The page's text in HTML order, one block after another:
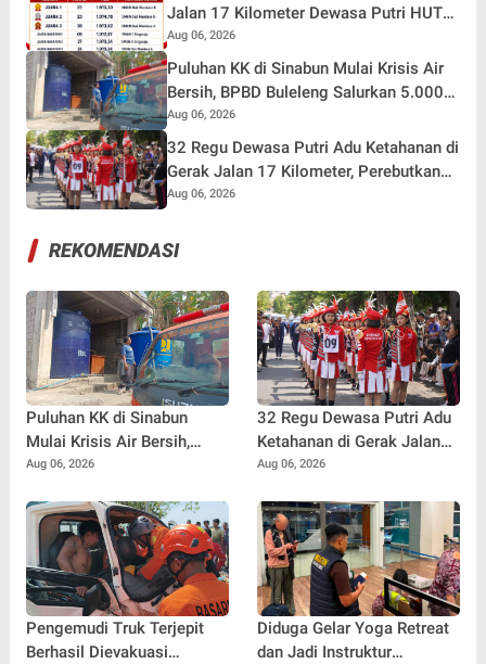
Jalan 17 Kilometer Dewasa Putri HUT
RI ke-81 di Buleleng
Aug 06, 2026
Puluhan KK di Sinabun Mulai Krisis Air
Bersih, BPBD Buleleng Salurkan 5.000
Liter Air dan Siaga Hadapi Dampak
Kemarau
Aug 06, 2026
32 Regu Dewasa Putri Adu Ketahanan di
Gerak Jalan 17 Kilometer, Perebutkan
Hadiah Rp82,5 Juta pada HUT RI ke-81
Aug 06, 2026
REKOMENDASI
Puluhan KK di Sinabun
Mulai Krisis Air Bersih,
BPBD Buleleng Salurkan
Hadapi Dampak Kemarau
Aug 06, 2026
32 Regu Dewasa Putri Adu
Ketahanan di Gerak Jalan
17 Kilometer, Perebutkan
HUT RI ke-81
Aug 06, 2026
Pengemudi Truk Terjepit
Berhasil Dievakuasi
Diduga Gelar Yoga Retreat
dan Jadi Instruktur